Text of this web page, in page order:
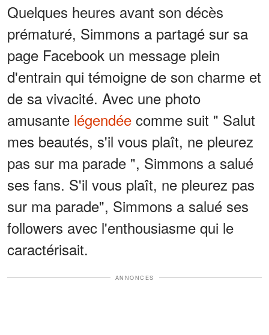
Quelques heures avant son décès
prématuré, Simmons a partagé sur sa
page Facebook un message plein
d'entrain qui témoigne de son charme et
de sa vivacité. Avec une photo
amusante légendée comme suit " Salut
mes beautés, s'il vous plaît, ne pleurez
pas sur ma parade ", Simmons a salué
ses fans. S'il vous plaît, ne pleurez pas
sur ma parade", Simmons a salué ses
followers avec l'enthousiasme qui le
caractérisait.
ANNONCES